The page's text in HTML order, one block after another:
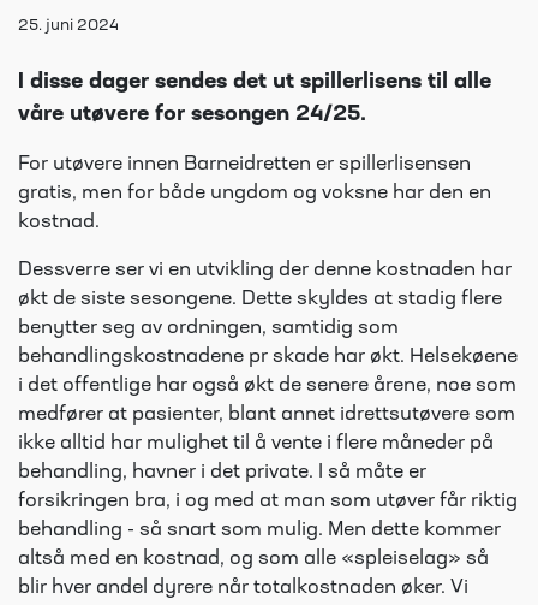
25. juni 2024
I disse dager sendes det ut spillerlisens til alle
våre utøvere for sesongen 24/25.
For utøvere innen Barneidretten er spillerlisensen
gratis, men for både ungdom og voksne har den en
kostnad.
Dessverre ser vi en utvikling der denne kostnaden har
økt de siste sesongene. Dette skyldes at stadig flere
benytter seg av ordningen, samtidig som
behandlingskostnadene pr skade har økt. Helsekøene
i det offentlige har også økt de senere årene, noe som
medfører at pasienter, blant annet idrettsutøvere som
ikke alltid har mulighet til å vente i flere måneder på
behandling, havner i det private. I så måte er
forsikringen bra, i og med at man som utøver får riktig
behandling - så snart som mulig. Men dette kommer
altså med en kostnad, og som alle «spleiselag» så
blir hver andel dyrere når totalkostnaden øker. Vi